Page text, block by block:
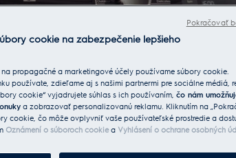
cookie na zabezpečenie lepšieho
propagačné a marketingové účely používame súbory cookie.
používate, zdieľame aj s našimi partnermi pre sociálne médiá,
cookie“ vyjadrujete súhlas s ich používaním, čo nám
a zobrazovať personalizovanú reklamu. Kliknutím na
cookie, čo môže ovplyvniť vaše používateľské prostredie a
Oznámení o súboroch cookiea Vyhlásení o ochrane osobných
Pokračovať